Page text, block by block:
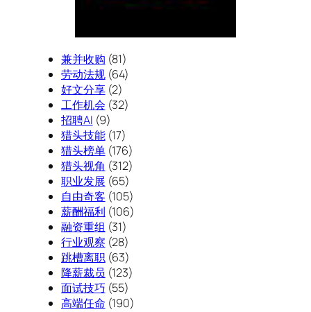
兼并收购 (81)
劳动法规(64)
好文分享(2)
工作机会 (32)
招聘AI (9)
猎头技能(17)
猎头榜单(176)
猎头视角 (312)
职业发展 (65)
自由奇客 (105)
薪酬福利 (106)
融资重组 (31)
行业观察 (28)
跳槽离职(63)
降薪裁员 (123)
面试技巧 (55)
高端任命 (190)